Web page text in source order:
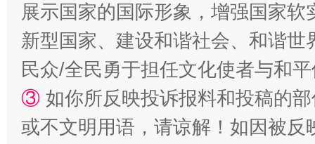
展示国家的国际形象，增强国家
新型国家、建设和谐社会、和谐
民众/全民勇于担任文化使者与和
③ 如你所反映投诉报料和投稿的
或不文明用语，请谅解！如因被